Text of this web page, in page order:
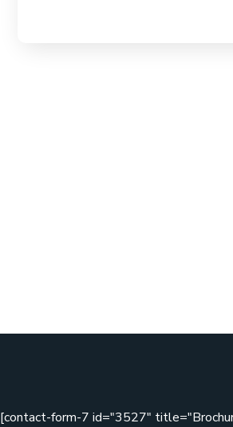
[contact-form-7 id="3527"